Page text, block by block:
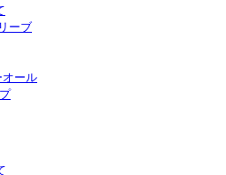
ーブ
オール